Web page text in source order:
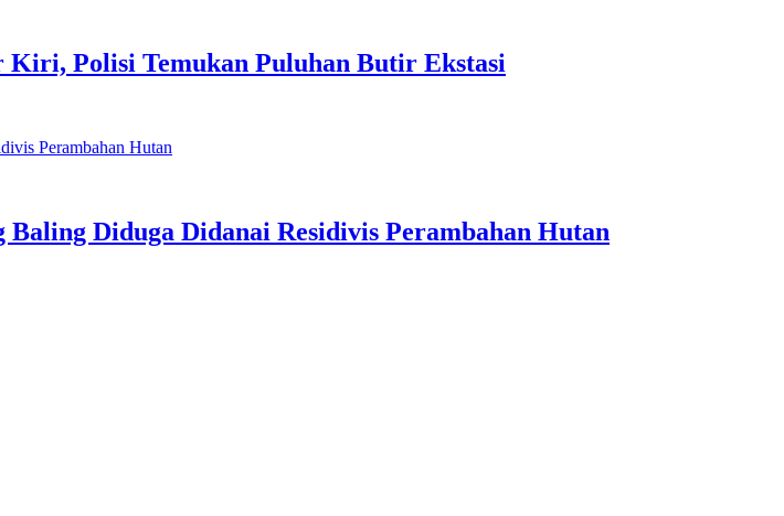
Polisi Temukan Puluhan Butir Ekstasi
Diduga Didanai Residivis Perambahan Hutan